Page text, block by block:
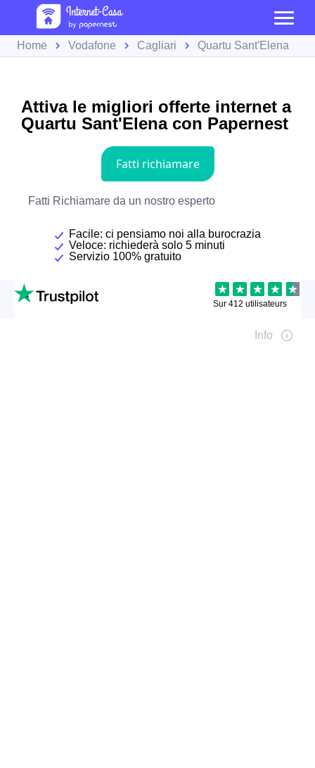
Home Vodafone Cagliari Quartu Sant'Elena